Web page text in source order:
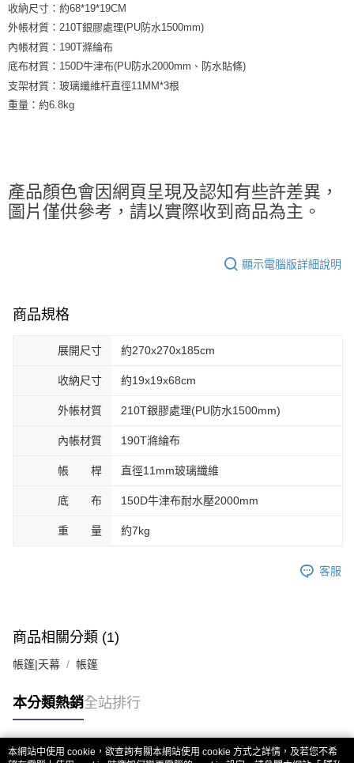
收納尺寸：約68*19*19CM
外帳材質：210T銀膠處理(PU防水1500mm)
內帳材質：190T滌綸布
底布材質：150D牛津布(PU防水2000mm、防水貼條)
支架材質：玻璃纖維杆直徑11MM*3根
重量：約6.8kg
產品顏色會因網頁呈現及認知有些許差異，
圖片僅供參考，請以實際收到商品為主。
顯示電腦版詳細說明
商品規格
展開尺寸 約270x270x185cm
收納尺寸 約19x19x68cm
外帳材質 210T銀膠處理(PU防水1500mm)
內帳材質 190T滌綸布
帳 桿 直徑11mm玻璃纖維
底 布 150D牛津布耐水壓2000mm
重 量 約7kg
客服
商品相關分類 (1)
帳篷|天幕 帳篷
本分類熱銷全站排行
本網站中使用 cookie，欲查詢有關本網站使用 cookie 方式之詳情，及若您不希